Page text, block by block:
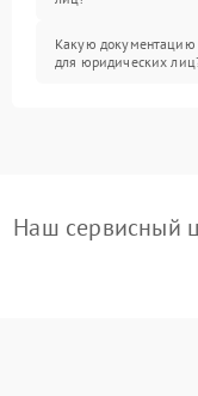
Какую документацию
для юридических
Наш сервисный